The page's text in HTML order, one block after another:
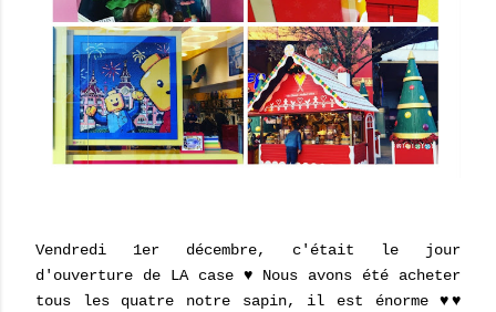
Vendredi 1er décembre, c'était le jour
d'ouverture de LA case ♥ Nous avons été acheter
tous les quatre notre sapin, il est énorme ♥♥